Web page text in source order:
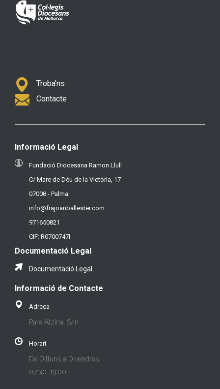
Troba'ns
Contacte
Informació Legal
Fundació Diocesana Ramon Llull
C/ Mare de Déu de la Victòria, 17
07008 - Palma
info@frajoanballester.com
971650821
CIF: R0700747I
Documentació Legal
Documentació Legal
Informació de Contacte
Adreça
Pare Alzina, S/n
Horari
De Dilluns a Divendres
07:30-19:00